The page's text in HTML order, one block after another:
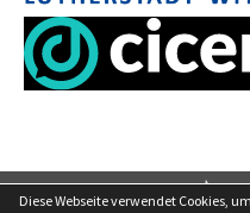
Diese Webseite verwendet Cookies,